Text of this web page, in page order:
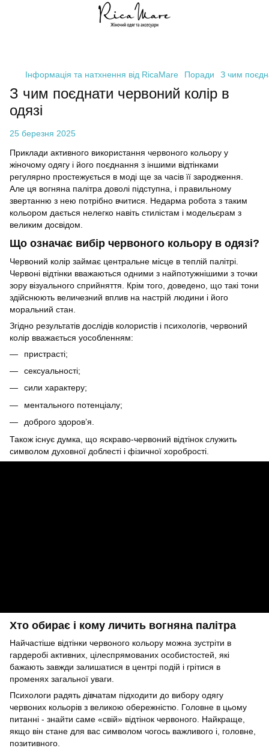
Інформація та натхнення від RicaMare Поради З чим
З чим поєднати червоний колір в
одязі
25 березня 2025
Приклади активного використання червоного кольору у
жіночому одягу і його поєднання з іншими відтінками
регулярно простежується в моді ще за часів її зародження.
Але ця вогняна палітра доволі підступна, і правильному
звертанню з нею потрібно вчитися. Недарма робота з таким
кольором дається нелегко навіть стилістам і модельєрам з
великим досвідом.
Що означає вибір червоного кольору в одязі?
Червоний колір займає центральне місце в теплій палітрі.
Червоні відтінки вважаються одними з найпотужнішими з точки
зору візуального сприйняття. Крім того, доведено, що такі тони
здійснюють величезний вплив на настрій людини і його
моральний стан.
Згідно результатів дослідів колористів і психологів, червоний
колір вважається уособленням:
пристрасті;
сексуальності;
сили характеру;
ментального потенціалу;
доброго здоров’я.
Також існує думка, що яскраво-червоний відтінок служить
символом духовної доблесті і фізичної хоробрості.
Хто обирає і кому личить вогняна палітра
Найчастіше відтінки червоного кольору можна зустріти в
гардеробі активних, цілеспрямованих особистостей, які
бажають завжди залишатися в центрі подій і грітися в
променях загальної уваги.
Психологи радять дівчатам підходити до вибору одягу
червоних кольорів з великою обережністю. Головне в цьому
питанні - знайти саме «свій» відтінок червоного. Найкраще,
якщо він стане для вас символом чогось важливого і, головне,
позитивного.